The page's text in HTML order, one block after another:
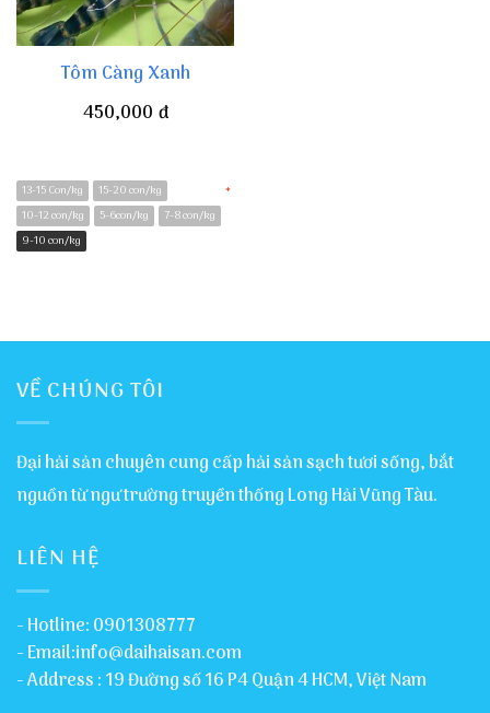
Tôm Càng Xanh
450,000 đ
13-15 Con/kg
15-20 con/kg
10-12 con/kg
5-6con/kg
7-8 con/kg
9-10 con/kg
*
VỀ CHÚNG TÔI
Đại hải sản chuyên cung cấp hải sản sạch tươi sống, bắt
nguồn từ ngư trường truyền thống Long Hải Vũng Tàu.
LIÊN HỆ
- Hotline: 0901308777
- Email:info@daihaisan.com
- Address : 19 Đường số 16 P4 Quận 4 HCM, Việt Nam